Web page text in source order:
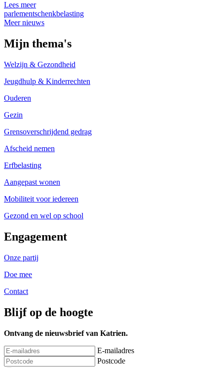
Lees meer
parlementschenkbelasting
Meer nieuws
Mijn thema's
Welzijn & Gezondheid
Jeugdhulp & Kinderrechten
Ouderen
Gezin
Grensoverschrijdend gedrag
Afscheid nemen
Erfbelasting
Aangepast wonen
Mobiliteit voor iedereen
Gezond en wel op school
Engagement
Onze partij
Doe mee
Contact
Blijf op de hoogte
Ontvang de nieuwsbrief van Katrien.
E-mailadres
Postcode